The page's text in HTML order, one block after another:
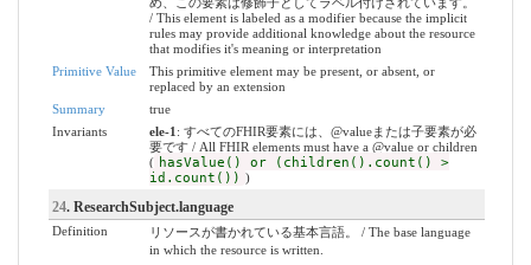
/ This element is labeled as a modifier because the implicit
rules may provide additional knowledge about the resource
that modifies it's meaning or interpretation
Primitive Value
This primitive element may be present, or absent, or
replaced by an extension
Summary
true
Invariants
ele-1 : すべてのFHIR要素には、@valueまたは子要素が必
要です / All FHIR elements must have a @value or children
( hasValue() or (children().count() >
id.count()) )
24. ResearchSubject.language
Definition
リソースが書かれている基本言語。 / The base language
in which the resource is written.